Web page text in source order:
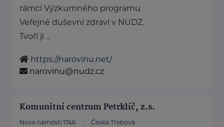
rámci Výzkumného programu
Veřejné duševní zdraví v NUDZ.
Tvoří ji ...
https://narovinu.net/
narovinu@nudz.cz
Komunitní centrum Petrklíč, z.s.
Nové náměstí 1746 Česká Třebová